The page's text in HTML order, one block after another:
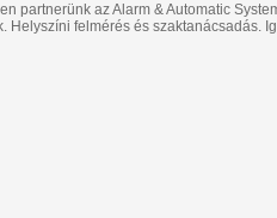
partnerünk az Alarm & Automatic
Helyszíni felmérés és szaktanácsadás.